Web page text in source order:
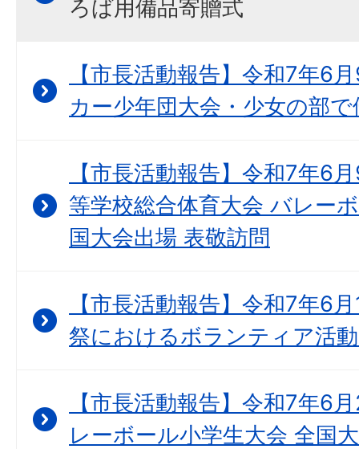
ろば用備品寄贈式
【市長活動報告】令和7年6
カー少年団大会・少女の部
【市長活動報告】令和7年6
等学校総合体育大会 バレー
国大会出場 表敬訪問
【市長活動報告】令和7年6
祭におけるボランティア活
【市長活動報告】令和7年6
レーボール小学生大会 全国